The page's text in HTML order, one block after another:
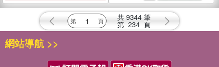
共 9344 筆
第 234 頁
網站導航 >>